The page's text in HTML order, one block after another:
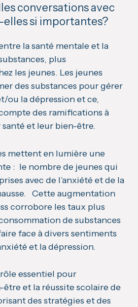
conversations avec
elles si importantes?
la santé mentale et la
plus
les jeunes. Les jeunes
des substances pour gérer
ou la dépression et ce,
des ramifications à
et leur bien-être.
mettent en lumière une
: le nombre de jeunes qui
avec de l’anxiété et de la
Cette augmentation
corrobore les taux plus
de substances
face à divers sentiments
et la dépression.
essentiel pour
et la réussite scolaire de
des stratégies et des